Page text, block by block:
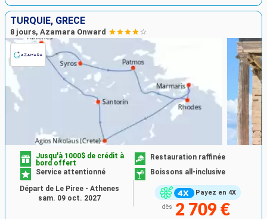
TURQUIE, GRÈCE
8 jours, Azamara Onward
Payez en 4X
Jusqu'à 1000$ de crédit à
bord offert
Restauration raffinée
Service attentionné
Boissons all-inclusive
dès 2 709 €
Départ de Le Piree - Athenes
sam. 09 oct. 2027